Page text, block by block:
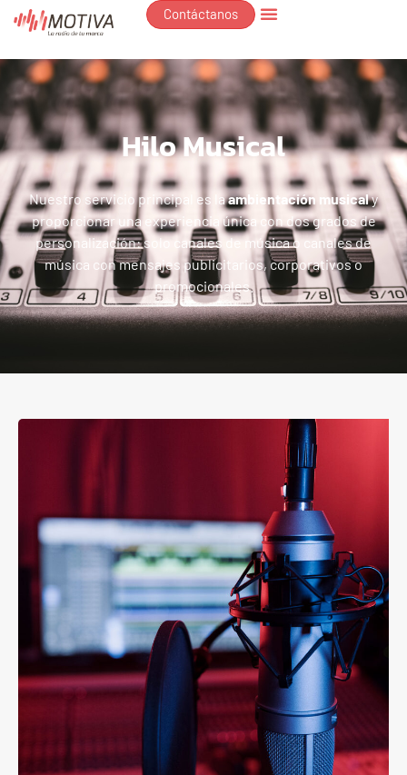
Contáctanos
Hilo Musical
Nuestro servicio principal es laambientación musicaly
proporcionar una experiencia única con dos grados de
personalización: solo canales de música o canales de
música con mensajes publicitarios, corporativos o
promocionales.